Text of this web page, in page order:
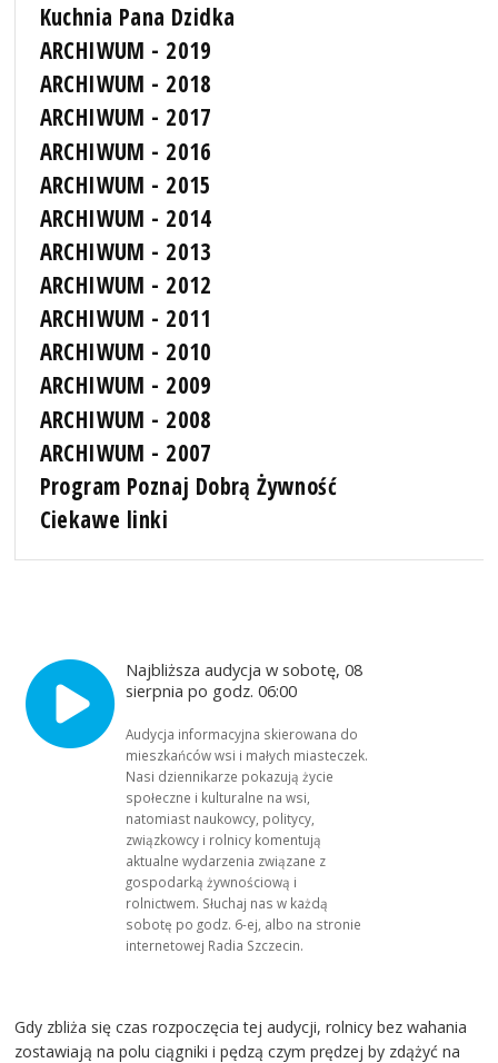
Kuchnia Pana Dzidka
ARCHIWUM - 2019
ARCHIWUM - 2018
ARCHIWUM - 2017
ARCHIWUM - 2016
ARCHIWUM - 2015
ARCHIWUM - 2014
ARCHIWUM - 2013
ARCHIWUM - 2012
ARCHIWUM - 2011
ARCHIWUM - 2010
ARCHIWUM - 2009
ARCHIWUM - 2008
ARCHIWUM - 2007
Program Poznaj Dobrą Żywność
Ciekawe linki
Najbliższa audycja w sobotę, 08
sierpnia po godz. 06:00
Audycja informacyjna skierowana do
mieszkańców wsi i małych miasteczek.
Nasi dziennikarze pokazują życie
społeczne i kulturalne na wsi,
natomiast naukowcy, politycy,
związkowcy i rolnicy komentują
aktualne wydarzenia związane z
gospodarką żywnościową i
rolnictwem. Słuchaj nas w każdą
sobotę po godz. 6-ej, albo na stronie
internetowej Radia Szczecin.
Gdy zbliża się czas rozpoczęcia tej audycji, rolnicy bez wahania
zostawiają na polu ciągniki i pędzą czym prędzej by zdążyć na